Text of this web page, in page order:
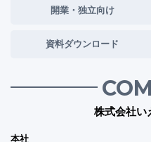
開業・独立向け
資料ダウンロード
株式会社い
本社